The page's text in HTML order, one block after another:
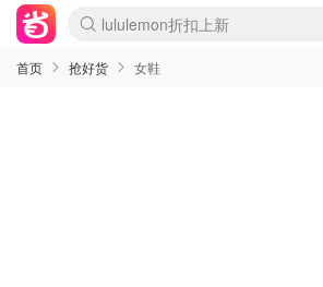
lululemon折扣上新
SSENSE年中2.5折
FreshBeauty好价汇总
Cettire降价+叠9折
WWS Coles超市实拍
viagogo二手票捡漏
Myer超级周末
The Outnet奢牌1折起
David Jones 3折起
Flannels大牌1折
Perfumes Club护肤1折
AMIRO面罩$251
Amazon折扣汇总
eToro入金$200送$50
Amazon数码好物
ICONIC本周7.5折
ThedoubleF高奢地板价
Moose Knuckles 6折
丝芙兰5折起
EUFY摄像头$98
Selenichast首饰2折
Trip机票酒店促销
YSL送5件彩妆礼
Amazon家居好物
Amazon美妆护肤
雅漾大喷$8
过敏原检测盒$33
伊索独家赠50ml沐浴露
科颜氏高保湿面霜$29
SEALIFE海洋馆门票6折
丝塔芙大白罐$16
订阅Newsletter送香薰
Cult Beauty 6.8折
Harrods圣诞日历$525
LN-CC奢牌私促3折
d'Alba空姐喷雾$16
EVE LOM套装£56
Bernardelli独家4折
Adore Beauty 6折起
CT圣诞日历
Mytheresa奢品2.7折
Luxury Escapes 9折
Currentbody美容仪$881
MOON Garden Live
Roborock扫地机$649
Tingo Life水杯$24
Valentino官网5折
CR洗护套装$23
修丽可4件套$159
Myer彩妆2件7折
GANNI官网4.5折
Stylevana韩妆4折
Tessabit高奢8.5折
OGX洗发水$11
Amazon阿德莱德次日达
卡诗8.5折+赠礼
Philips Hue灯具8折
首页 抢好货 女鞋